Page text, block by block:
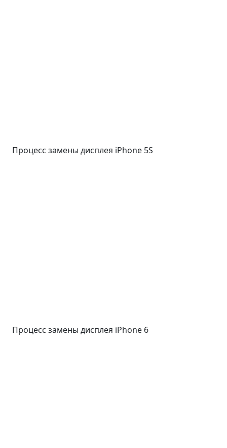
Процесс замены дисплея iPhone 5S
Процесс замены дисплея iPhone 6